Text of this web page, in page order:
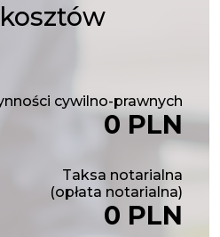
kosztów
cywilno-prawnych
0 PLN
Taksa notarialna
(opłata notarialna)
0 PLN